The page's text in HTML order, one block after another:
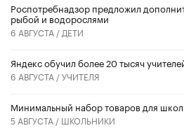
Роспотребнадзор предложил
рыбой и водорослями
6 АВГУСТА / ДЕТИ
​Яндекс обучил более 20 тысяч
6 АВГУСТА /УЧИТЕЛЯ
Минимальный набор товаров для
5 АВГУСТА / ШКОЛЬНИКИ